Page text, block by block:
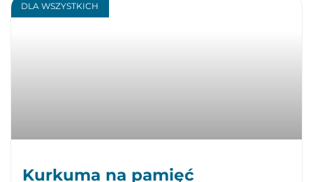
DLA WSZYSTKICH
Kurkuma na pamięć